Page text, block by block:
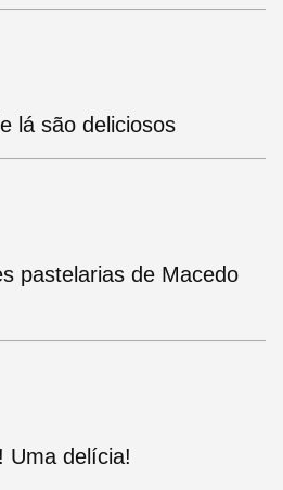
lá são deliciosos
pastelarias de Macedo
Uma delícia!